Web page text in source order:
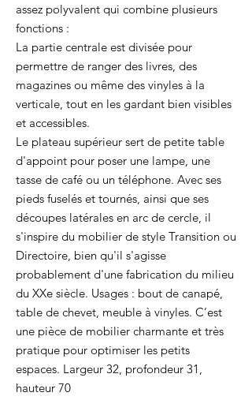
assez polyvalent qui combine plusieurs
fonctions :
La partie centrale est divisée pour
permettre de ranger des livres, des
magazines ou même des vinyles à la
verticale, tout en les gardant bien visibles
et accessibles.
Le plateau supérieur sert de petite table
d'appoint pour poser une lampe, une
tasse de café ou un téléphone. Avec ses
pieds fuselés et tournés, ainsi que ses
découpes latérales en arc de cercle, il
s'inspire du mobilier de style Transition ou
Directoire, bien qu'il s'agisse
probablement d'une fabrication du milieu
du XXe siècle. Usages : bout de canapé,
table de chevet, meuble à vinyles. C’est
une pièce de mobilier charmante et très
pratique pour optimiser les petits
espaces. Largeur 32, profondeur 31,
hauteur 70